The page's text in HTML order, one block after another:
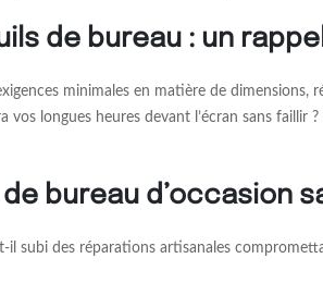
de bureau : un
minimales en matière de
longues heures devant l’écran sans
bureau d’occasion
il subi des réparations artisanales